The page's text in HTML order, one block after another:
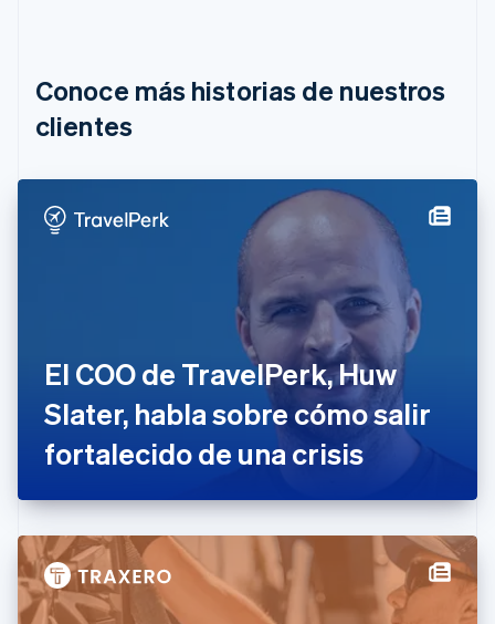
Conoce más historias de nuestros
clientes
El COO de TravelPerk, Huw
Slater, habla sobre cómo salir
fortalecido de una crisis
Bulgaria
English
Canadá
China continental
Chipre
Emiratos Árabes Unidos
English
Eslovaquia
Eslovenia
España
Estados Unidos
English Español 简体中文
Estonia
English